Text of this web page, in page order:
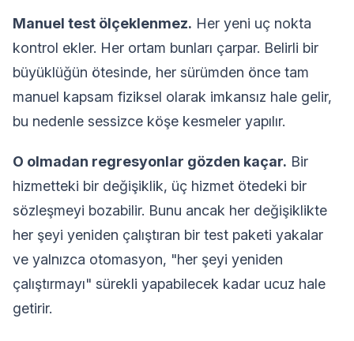
Manuel test ölçeklenmez. Her yeni uç nokta
kontrol ekler. Her ortam bunları çarpar. Belirli bir
büyüklüğün ötesinde, her sürümden önce tam
manuel kapsam fiziksel olarak imkansız hale gelir,
bu nedenle sessizce köşe kesmeler yapılır.
O olmadan regresyonlar gözden kaçar. Bir
hizmetteki bir değişiklik, üç hizmet ötedeki bir
sözleşmeyi bozabilir. Bunu ancak her değişiklikte
her şeyi yeniden çalıştıran bir test paketi yakalar
ve yalnızca otomasyon, "her şeyi yeniden
çalıştırmayı" sürekli yapabilecek kadar ucuz hale
getirir.